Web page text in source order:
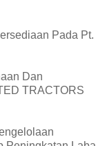
Pada Pt.
Dan
TRACTORS